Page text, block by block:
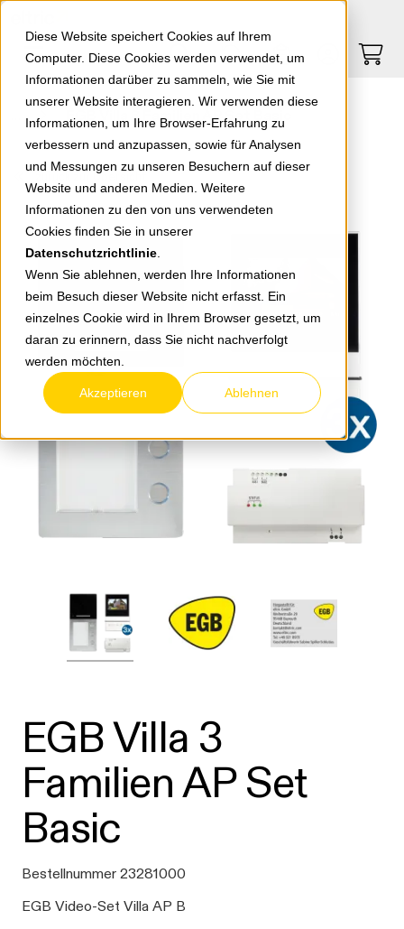
Diese Website speichert Cookies auf Ihrem
Computer. Diese Cookies werden verwendet, um
Informationen darüber zu sammeln, wie Sie mit
unserer Website interagieren. Wir verwenden diese
Informationen, um Ihre Browser-Erfahrung zu
verbessern und anzupassen, sowie für Analysen
und Messungen zu unseren Besuchern auf dieser
Website und anderen Medien. Weitere
Informationen zu den von uns verwendeten
Cookies finden Sie in unserer
Datenschutzrichtlinie
Wenn Sie ablehnen, werden Ihre Informationen
beim Besuch dieser Website nicht erfasst. Ein
einzelnes Cookie wird in Ihrem Browser gesetzt, um
daran zu erinnern, dass Sie nicht nachverfolgt
werden möchten.
Akzeptieren Ablehnen
Springe zu Hauptinhalt Springe zum Footer
0
EGB Villa 3 Familien AP Set Basic
zurück zur Übersicht
EGB Villa 3
Familien AP Set
Basic
Bestellnummer 23281000
EGB Video-Set Villa AP B